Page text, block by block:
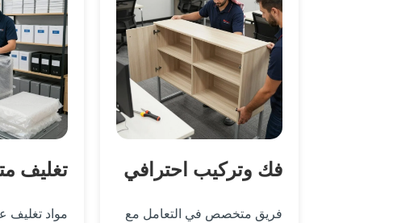
فك وتركيب احترافي
فريق متخصص في التعامل مع
تغليف
مواد تغليف